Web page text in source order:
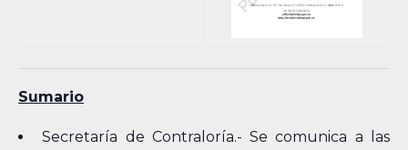
Sumario
Secretaría de Contraloría.- Se comunica a las